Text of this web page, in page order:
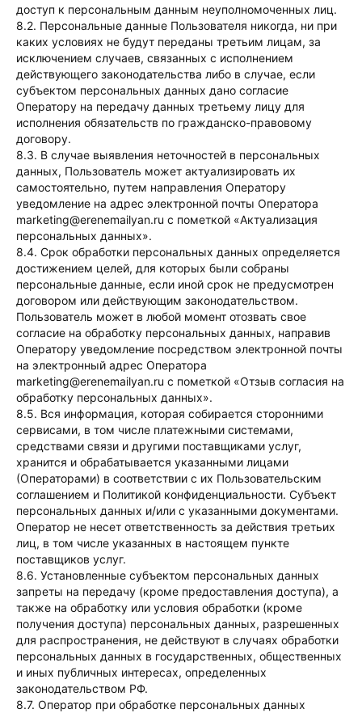
доступ к персональным данным неуполномоченных лиц.
8.2. Персональные данные Пользователя никогда, ни при
каких условиях не будут переданы третьим лицам, за
исключением случаев, связанных с исполнением
действующего законодательства либо в случае, если
субъектом персональных данных дано согласие
Оператору на передачу данных третьему лицу для
исполнения обязательств по гражданско-правовому
договору.
8.3. В случае выявления неточностей в персональных
данных, Пользователь может актуализировать их
самостоятельно, путем направления Оператору
уведомление на адрес электронной почты Оператора
marketing@erenemailyan.ru с пометкой «Актуализация
персональных данных».
8.4. Срок обработки персональных данных определяется
достижением целей, для которых были собраны
персональные данные, если иной срок не предусмотрен
договором или действующим законодательством.
Пользователь может в любой момент отозвать свое
согласие на обработку персональных данных, направив
Оператору уведомление посредством электронной почты
на электронный адрес Оператора
marketing@erenemailyan.ru с пометкой «Отзыв согласия на
обработку персональных данных».
8.5. Вся информация, которая собирается сторонними
сервисами, в том числе платежными системами,
средствами связи и другими поставщиками услуг,
хранится и обрабатывается указанными лицами
(Операторами) в соответствии с их Пользовательским
соглашением и Политикой конфиденциальности. Субъект
персональных данных и/или с указанными документами.
Оператор не несет ответственность за действия третьих
лиц, в том числе указанных в настоящем пункте
поставщиков услуг.
8.6. Установленные субъектом персональных данных
запреты на передачу (кроме предоставления доступа), а
также на обработку или условия обработки (кроме
получения доступа) персональных данных, разрешенных
для распространения, не действуют в случаях обработки
персональных данных в государственных, общественных
и иных публичных интересах, определенных
законодательством РФ.
8.7. Оператор при обработке персональных данных